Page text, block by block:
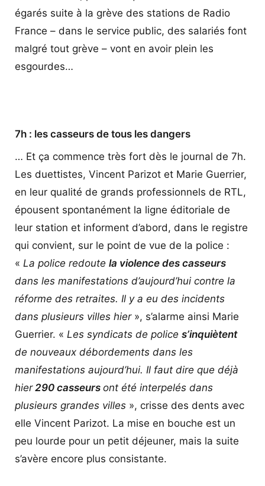
égarés suite à la grève des stations de Radio
France – dans le service public, des salariés font
malgré tout grève – vont en avoir plein les
esgourdes…
7h : les casseurs de tous les dangers
… Et ça commence très fort dès le journal de 7h.
Les duettistes, Vincent Parizot et Marie Guerrier,
en leur qualité de grands professionnels de RTL,
épousent spontanément la ligne éditoriale de
leur station et informent d’abord, dans le registre
qui convient, sur le point de vue de la police :
« La police redoute la violence des casseurs
dans les manifestations d’aujourd’hui contre la
réforme des retraites. Il y a eu des incidents
dans plusieurs villes hier», s’alarme ainsi Marie
Guerrier. « Les syndicats de police s’inquiètent
de nouveaux débordements dans les
manifestations aujourd’hui. Il faut dire que déjà
hier 290 casseurs ont été interpelés dans
plusieurs grandes villes », crisse des dents avec
elle Vincent Parizot. La mise en bouche est un
peu lourde pour un petit déjeuner, mais la suite
s’avère encore plus consistante.